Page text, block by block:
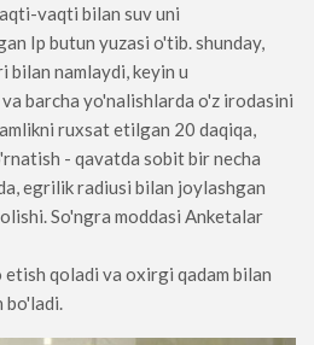
vaqti bilan suv uni
Ip butun yuzasi o'tib. shunday,
bilan namlaydi, keyin u
barcha yo'nalishlarda o'z irodasini
ruxsat etilgan 20 daqiqa,
- qavatda sobit bir necha
egrilik radiusi bilan joylashgan
So'ngra moddasi Anketalar
qoladi va oxirgi qadam bilan
bo'ladi.